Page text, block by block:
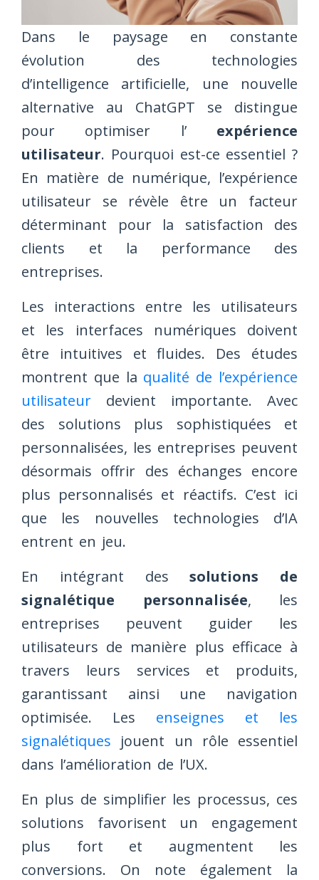
Dans le paysage en constante
évolution des technologies
d’intelligence artificielle, une nouvelle
alternative au ChatGPT se distingue
pour optimiser l’ expérience
utilisateur. Pourquoi est-ce essentiel ?
En matière de numérique, l’expérience
utilisateur se révèle être un facteur
déterminant pour la satisfaction des
clients et la performance des
entreprises.
Les interactions entre les utilisateurs
et les interfaces numériques doivent
être intuitives et fluides. Des études
montrent que la qualité de l’expérience
utilisateur devient importante. Avec
des solutions plus sophistiquées et
personnalisées, les entreprises peuvent
désormais offrir des échanges encore
plus personnalisés et réactifs. C’est ici
que les nouvelles technologies d’IA
entrent en jeu.
En intégrant dessolutions de
signalétique personnalisée, les
entreprises peuvent guider les
utilisateurs de manière plus efficace à
travers leurs services et produits,
garantissant ainsi une navigation
optimisée. Les enseignes et les
signalétiques jouent un rôle essentiel
dans l’amélioration de l’UX.
En plus de simplifier les processus, ces
solutions favorisent un engagement
plus fort et augmentent les
conversions. On note également la